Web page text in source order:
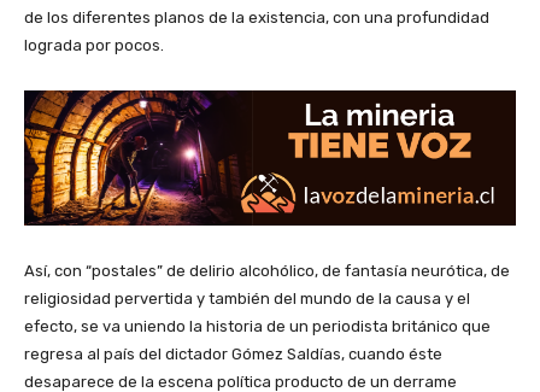
de los diferentes planos de la existencia, con una profundidad
lograda por pocos.
Así, con “postales” de delirio alcohólico, de fantasía neurótica, de
religiosidad pervertida y también del mundo de la causa y el
efecto, se va uniendo la historia de un periodista británico que
regresa al país del dictador Gómez Saldías, cuando éste
desaparece de la escena política producto de un derrame